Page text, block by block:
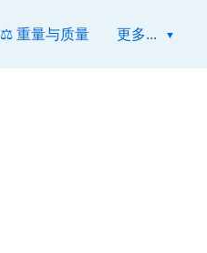
⚖️ 重量与质量 更多...